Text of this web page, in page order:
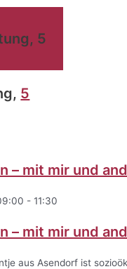
5
5
– mit mir und
-11:30
– mit mir und
aus Asendorf ist